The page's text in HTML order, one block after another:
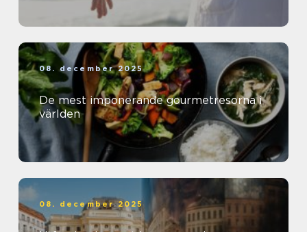
08. december 2025
De mest imponerande gourmetresorna i
världen
08. december 2025